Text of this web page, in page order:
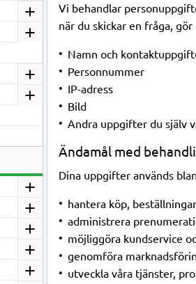
Vi behandlar
när du skickar en fråga,
Namn och
Personnummer
IP-adress
Bild
Andra uppgifter du själv
Ändamål med
Dina uppgifter används
hantera köp,
administrera
möjliggöra kundservice
genomföra
utveckla våra tjänster,